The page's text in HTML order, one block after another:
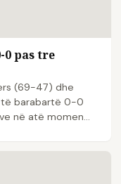
0 pas tre
(69-47) dhe
të barabartë 0-0
në atë momen...